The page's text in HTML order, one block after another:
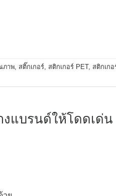
ภาพ, สติ๊กเกอร์, สติกเกอร์ PET, สติกเกอ
แบรนด์ให้โดดเด่น